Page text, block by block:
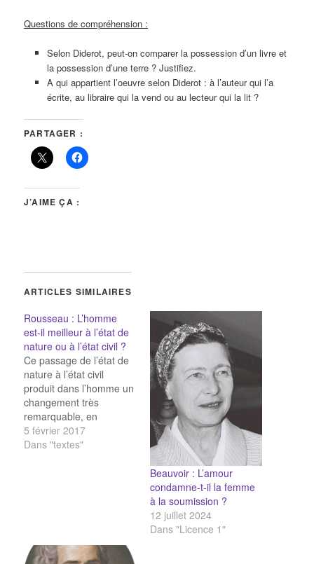
Questions de compréhension :
Selon Diderot, peut-on comparer la possession d’un livre et
la possession d’une terre ? Justifiez.
A qui appartient l’oeuvre selon Diderot : à l’auteur qui l’a
écrite, au libraire qui la vend ou au lecteur qui la lit ?
PARTAGER :
J’AIME ÇA :
ARTICLES SIMILAIRES
Rousseau : L’homme
est-il meilleur à l’état de
nature ou à l’état civil ?
Ce passage de l’état de
nature à l’état civil
produit dans l’homme un
changement très
remarquable, en
substituant dans sa
conduite la justice à
l’impulsion physique et
le…
5 février 2017
Dans "textes"
Beauvoir : L’amour
condamne-t-il la femme
à la soumission ?
12 juillet 2024
Dans "Licence 1"